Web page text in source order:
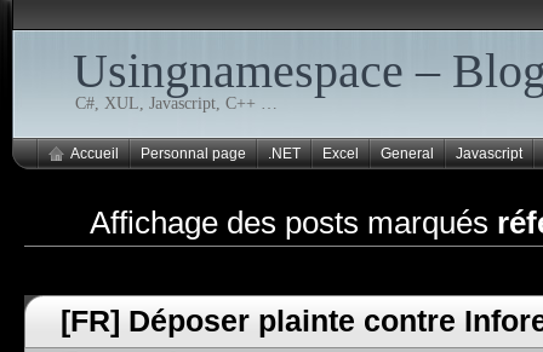
Usingnamespace –
C#, XUL, Javascript, C++ …
Accueil Personnal page .NET Excel General Javascript
Affichage des posts marqués
[FR] Déposer plainte contre